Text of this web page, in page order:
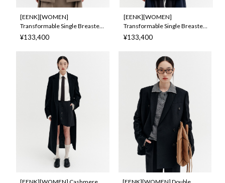
[EENK][WOMEN]
Transformable Single Breasted
Jacket (Khaki) 正規品 韓国ブラ
ァッション インク 日本 店舗
¥133,400
[EENK][WOMEN]
Transformable Single Breasted
Jacket (Navy) 正規品 韓国ブラ
ァッション インク 日本 店舗
¥133,400